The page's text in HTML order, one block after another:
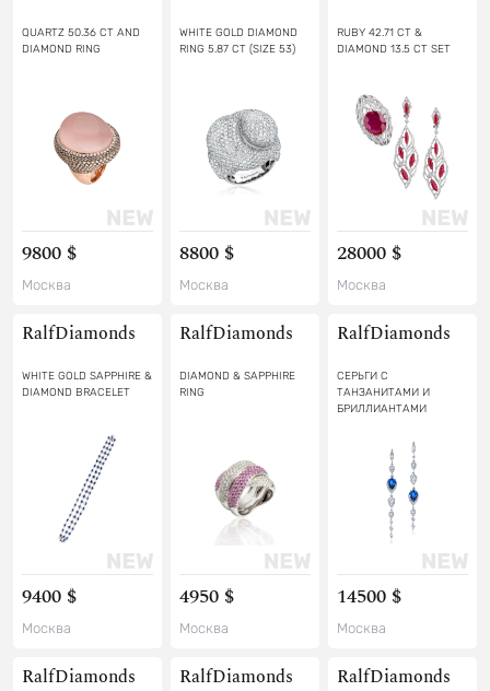
QUARTZ 50.36 CT AND
DIAMOND RING
9800 $
Москва
WHITE GOLD DIAMOND
RING 5.87 CT (SIZE 53)
8800 $
Москва
RUBY 42.71 CT &
DIAMOND 13.5 CT SET
28000 $
Москва
RalfDiamonds
WHITE GOLD SAPPHIRE &
DIAMOND BRACELET
9400 $
Москва
RalfDiamonds
DIAMOND & SAPPHIRE
RING
4950 $
Москва
RalfDiamonds
СЕРЬГИ С
ТАНЗАНИТАМИ И
БРИЛЛИАНТАМИ
14500 $
Москва
RalfDiamonds RalfDiamonds RalfDiamonds